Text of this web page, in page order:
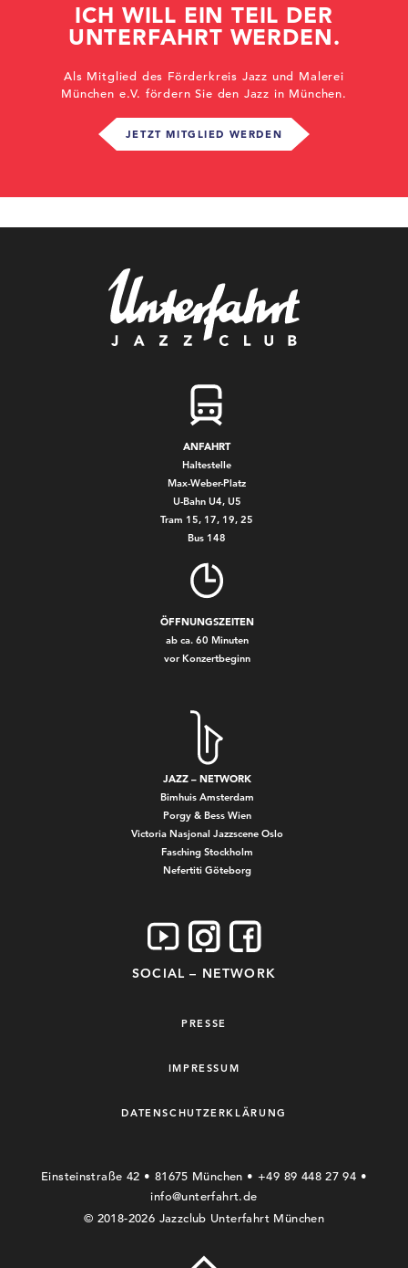
ICH WILL EIN TEIL DER
UNTERFAHRT WERDEN.
Als Mitglied des Förderkreis Jazz und Malerei
München e.V. fördern Sie den Jazz in München.
JETZT MITGLIED WERDEN
ANFAHRT
Haltestelle
Max-Weber-Platz
U-Bahn U4, U5
Tram 15, 17, 19, 25
Bus 148
ÖFFNUNGSZEITEN
ab ca. 60 Minuten
vor Konzertbeginn
JAZZ – NETWORK
Bimhuis Amsterdam
Porgy & Bess Wien
Victoria Nasjonal Jazzscene Oslo
Fasching Stockholm
Nefertiti Göteborg
SOCIAL – NETWORK
PRESSE
IMPRESSUM
DATENSCHUTZERKLÄRUNG
Einsteinstraße 42 • 81675 München • +49 89 448 27 94 •
info@unterfahrt.de
© 2018-2026 Jazzclub Unterfahrt München